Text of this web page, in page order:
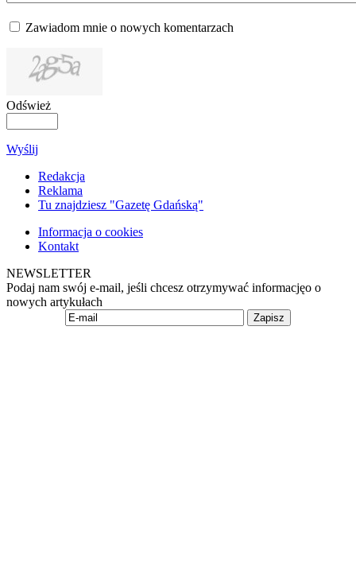
Zawiadom mnie o nowych komentarzach
Odśwież
Wyślij
Redakcja
Reklama
Tu znajdziesz "Gazetę Gdańską"
Informacja o cookies
Kontakt
NEWSLETTER
Podaj nam swój e-mail, jeśli chcesz otrzymywać informacjęo o
nowych artykułach
Zapisz